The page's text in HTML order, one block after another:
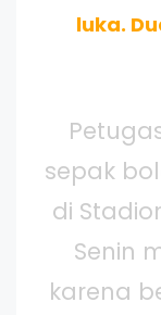
luka.
sepak
di
Senin
karena